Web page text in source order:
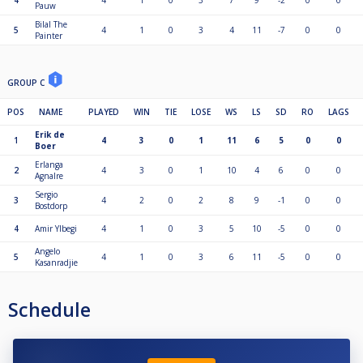
Pauw
5
Bilal The
Painter
4 1 0 3 4 11 -7 0 0
GROUP C
POS NAME PLAYED WIN TIE LOSE WS LS SD RO LAGS
1
Erik de
Boer
4 3 0 1 11 6 5 0 0
2
Erlanga
Agnalre
4 3 0 1 10 4 6 0 0
3
Sergio
Bostdorp
4 2 0 2 8 9 -1 0 0
4 Amir Ylbegi 4 1 0 3 5 10 -5 0 0
5
Angelo
Kasanradjie
4 1 0 3 6 11 -5 0 0
Schedule